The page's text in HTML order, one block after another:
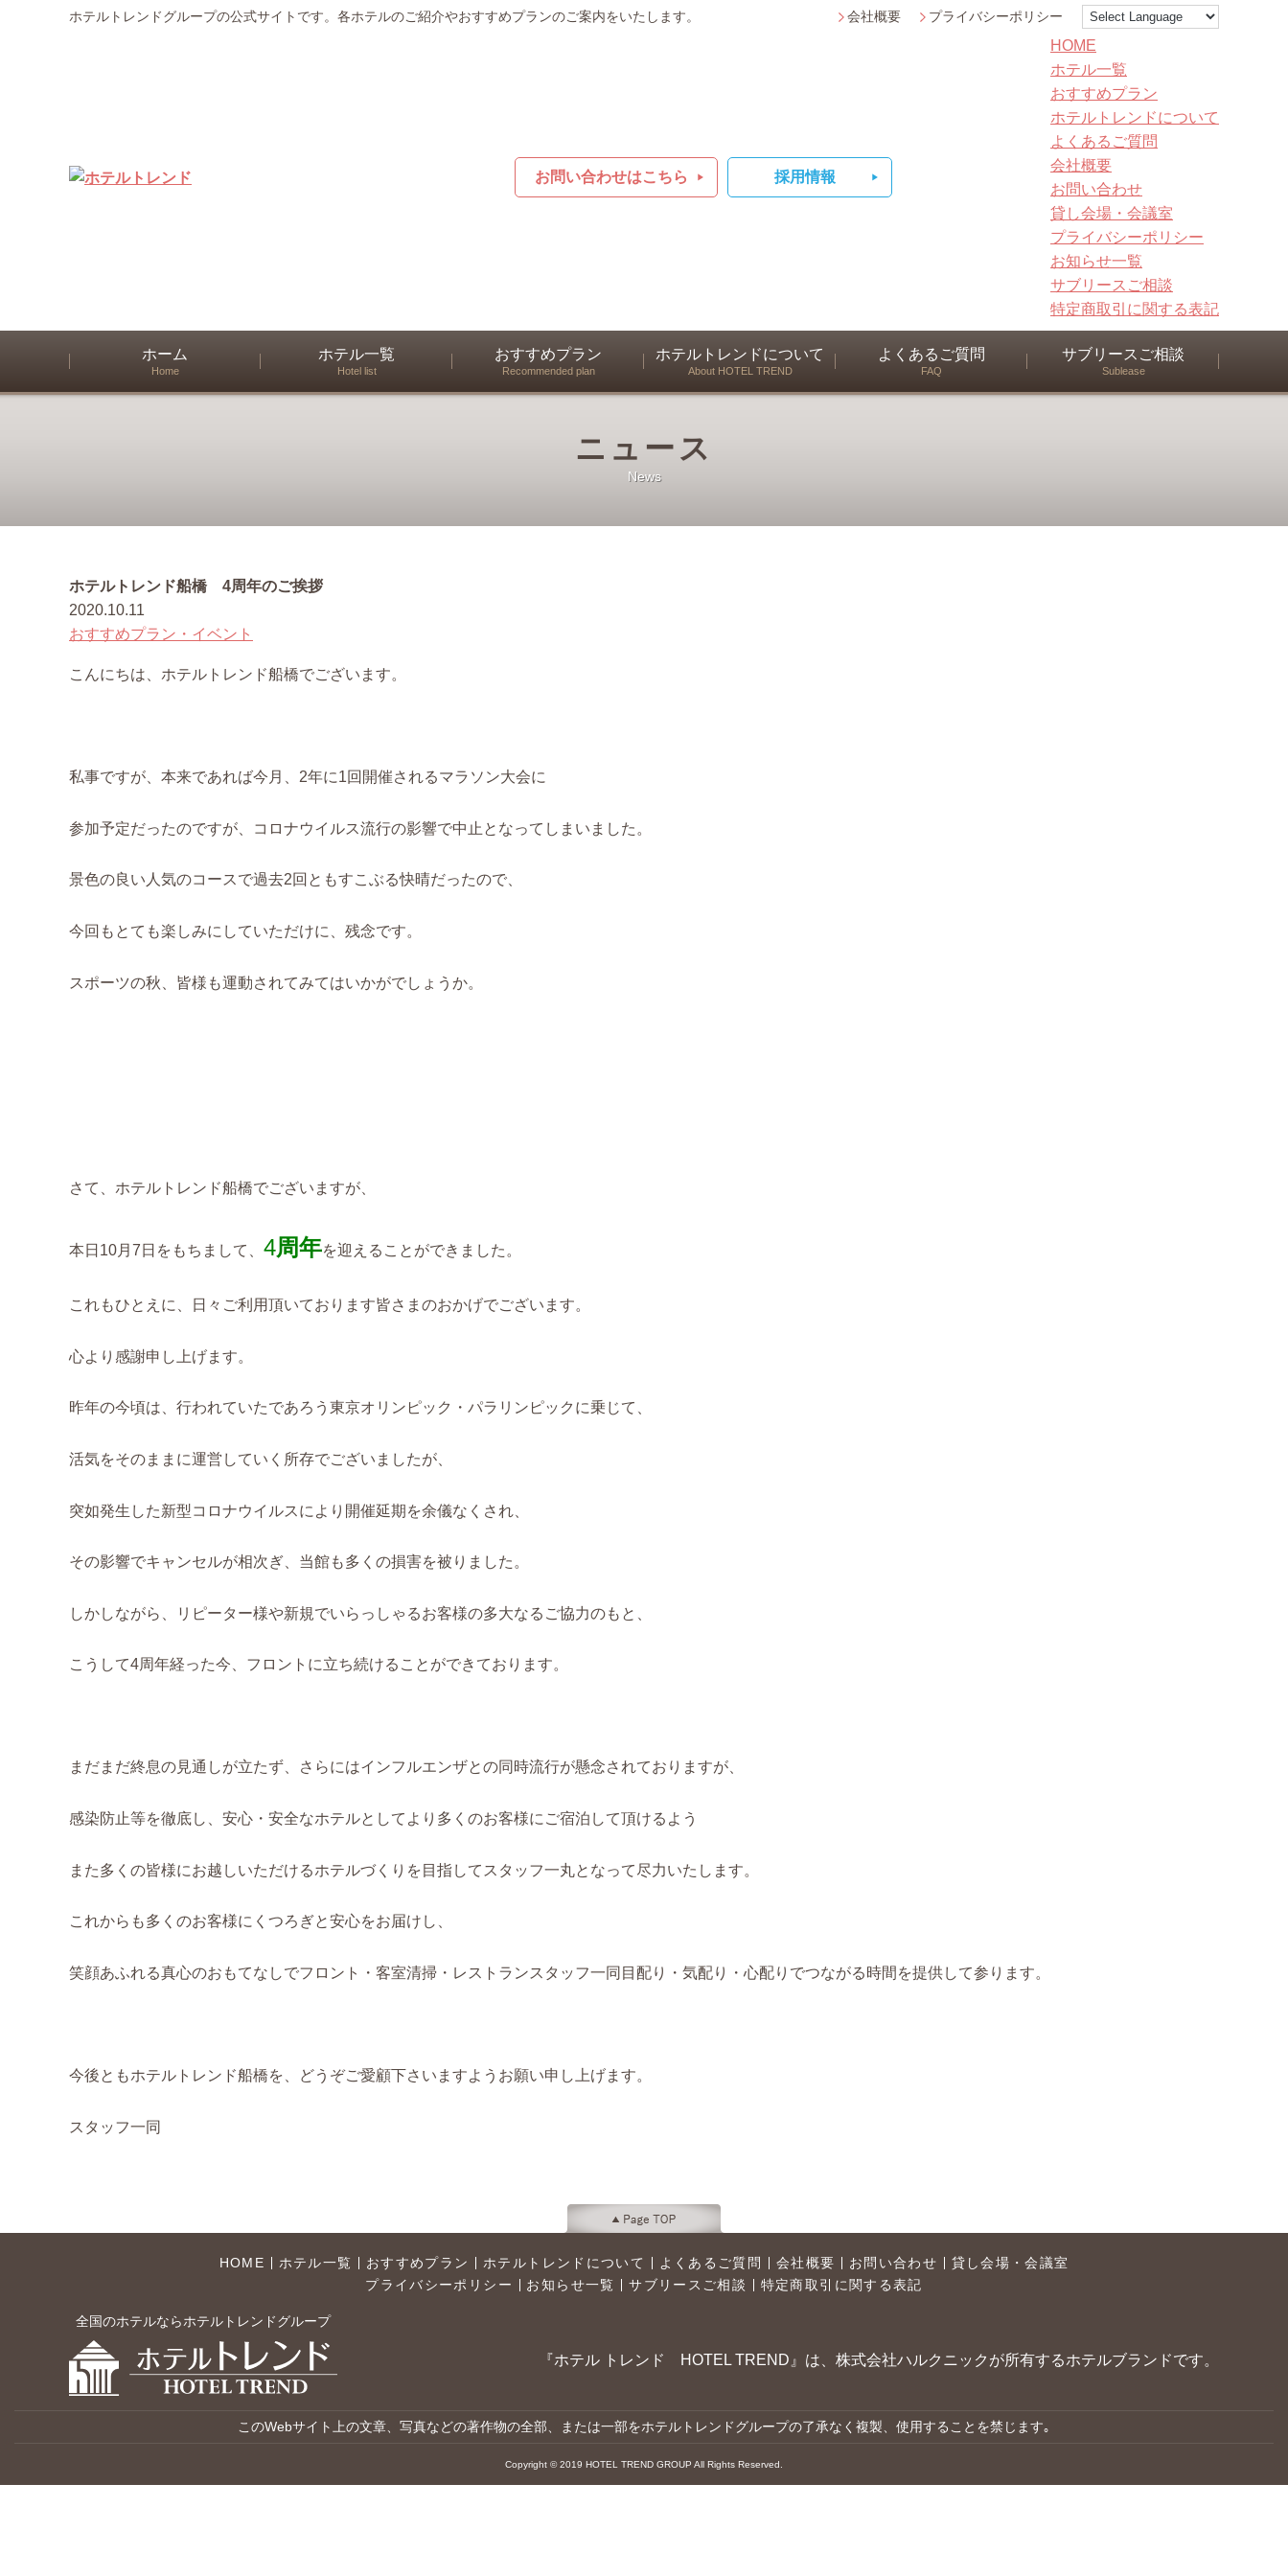
ホテルトレンドグループの公式サイトです。各ホテルのご紹介やおすすめプランのご案内をいたします。 会社概要 プライバシーポリシー
お問い合わせはこちら 採用情報
HOME
ホテル一覧
おすすめプラン
ホテルトレンドについて
よくあるご質問
会社概要
お問い合わせ
貸し会場・会議室
プライバシーポリシー
お知らせ一覧
サブリースご相談
特定商取引に関する表記
ホーム
Home
ホテル一覧
Hotel list
おすすめプラン
Recommended plan
ホテルトレンドについて
About HOTEL TREND
よくあるご質問
FAQ
サブリースご相談
Sublease
ニュース
News
ホテルトレンド船橋 4周年のご挨拶
2020.10.11
おすすめプラン・イベント
こんにちは、ホテルトレンド船橋でございます。
私事ですが、本来であれば今月、2年に1回開催されるマラソン大会に
参加予定だったのですが、コロナウイルス流行の影響で中止となってしまいました。
景色の良い人気のコースで過去2回ともすこぶる快晴だったので、
今回もとても楽しみにしていただけに、残念です。
スポーツの秋、皆様も運動されてみてはいかがでしょうか。
さて、ホテルトレンド船橋でございますが、
本日10月7日をもちまして、 4周年を迎えることができました。
これもひとえに、日々ご利用頂いております皆さまのおかげでございます。
心より感謝申し上げます。
昨年の今頃は、行われていたであろう東京オリンピック・パラリンピックに乗じて、
活気をそのままに運営していく所存でございましたが、
突如発生した新型コロナウイルスにより開催延期を余儀なくされ、
その影響でキャンセルが相次ぎ、当館も多くの損害を被りました。
しかしながら、リピーター様や新規でいらっしゃるお客様の多大なるご協力のもと、
こうして4周年経った今、フロントに立ち続けることができております。
まだまだ終息の見通しが立たず、さらにはインフルエンザとの同時流行が懸念されておりますが、
感染防止等を徹底し、安心・安全なホテルとしてより多くのお客様にご宿泊して頂けるよう
また多くの皆様にお越しいただけるホテルづくりを目指してスタッフ一丸となって尽力いたします。
これからも多くのお客様にくつろぎと安心をお届けし、
笑顔あふれる真心のおもてなしでフロント・客室清掃・レストランスタッフ一同目配り・気配り・心配りでつながる時間を提供して参ります。
今後ともホテルトレンド船橋を、どうぞご愛顧下さいますようお願い申し上げます。
スタッフ一同
HOME ホテル一覧 おすすめプラン ホテルトレンドについて よくあるご質問 会社概要 お問い合わせ
貸し会場・会議室
プライバシーポリシー
お知らせ一覧 サブリースご相談 特定商取引に関する表記
全国のホテルならホテルトレンドグループ
『ホテル トレンド HOTEL TREND』は、株式会社ハルクニックが所有するホテルブランドです。
このWebサイト上の文章、写真などの著作物の全部、または一部をホテルトレンドグループの了承なく複製、使用することを禁じます｡
Copyright © 2019 HOTEL TREND GROUP All Rights Reserved.